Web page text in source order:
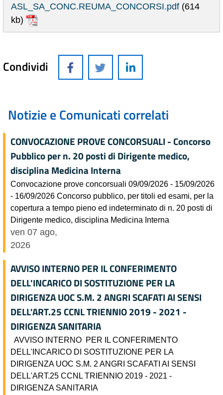
ASL_SA_CONC.REUMA_CONCORSI.pdf (614
kb)
Condividi
Notizie e Comunicati correlati
CONVOCAZIONE PROVE CONCORSUALI - Concorso
Pubblico per n. 20 posti di Dirigente medico,
disciplina Medicina Interna
Convocazione prove concorsuali 09/09/2026 - 15/09/2026
- 16/09/2026 Concorso pubblico, per titoli ed esami, per la
copertura a tempo pieno ed indeterminato di n. 20 posti di
Dirigente medico, disciplina Medicina Interna
ven 07 ago,
2026
AVVISO INTERNO PER IL CONFERIMENTO
DELL'INCARICO DI SOSTITUZIONE PER LA
DIRIGENZA UOC S.M. 2 ANGRI SCAFATI AI SENSI
DELL'ART.25 CCNL TRIENNIO 2019 - 2021 -
DIRIGENZA SANITARIA
AVVISO INTERNO PER IL CONFERIMENTO
DELL'INCARICO DI SOSTITUZIONE PER LA
DIRIGENZA UOC S.M. 2 ANGRI SCAFATI AI SENSI
DELL'ART.25 CCNL TRIENNIO 2019 - 2021 -
DIRIGENZA SANITARIA